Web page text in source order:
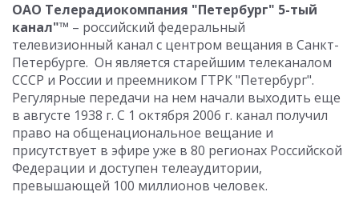
ОАО Телерадиокомпания "Петербург" 5-тый
канал"™ – российский федеральный
телевизионный канал с центром вещания в Санкт-
Петербурге. Он является старейшим телеканалом
СССР и России и преемником ГТРК "Петербург".
Регулярные передачи на нем начали выходить еще
в августе 1938 г. С 1 октября 2006 г. канал получил
право на общенациональное вещание и
присутствует в эфире уже в 80 регионах Российской
Федерации и доступен телеаудитории,
превышающей 100 миллионов человек.